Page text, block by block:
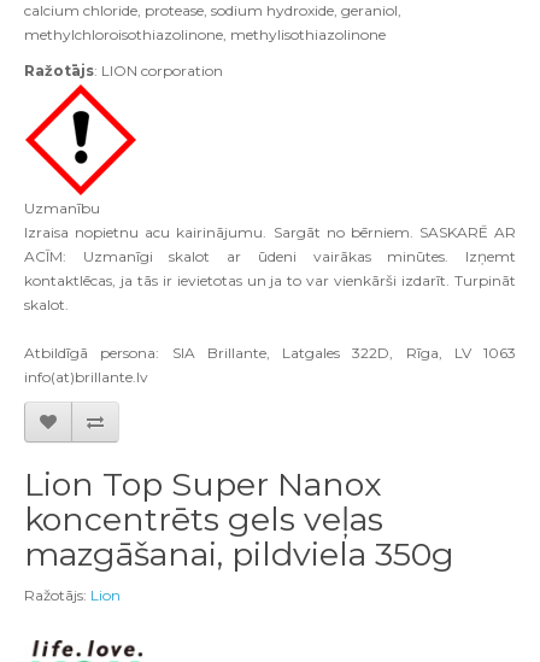
calcium chloride, protease, sodium hydroxide, geraniol,
methylchloroisothiazolinone, methylisothiazolinone
Ražotājs: LION corporation
Uzmanību
Izraisa nopietnu acu kairinājumu. Sargāt no bērniem. SASKARĒ AR
ACĪM: Uzmanīgi skalot ar ūdeni vairākas minūtes. Izņemt
kontaktlēcas, ja tās ir ievietotas un ja to var vienkārši izdarīt. Turpināt
skalot.
Atbildīgā persona: SIA Brillante, Latgales 322D, Rīga, LV 1063
info(at)brillante.lv
Lion Top Super Nanox
koncentrēts gels veļas
mazgāšanai, pildviela 350g
Ražotājs: Lion